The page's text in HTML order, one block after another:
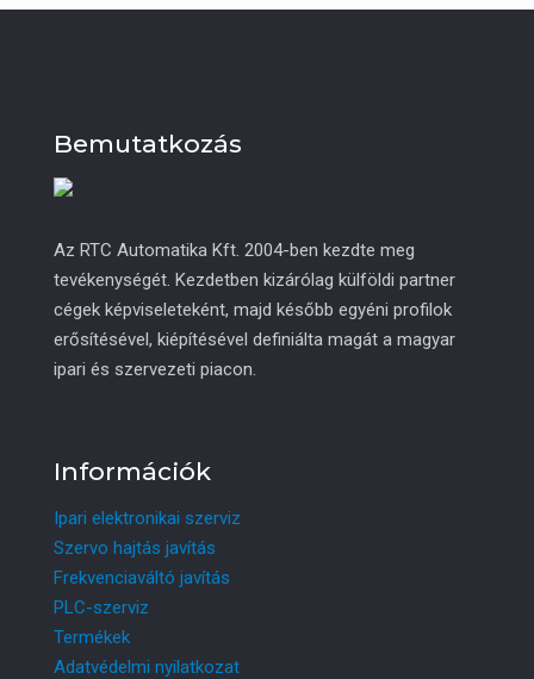
Bemutatkozás
Az RTC Automatika Kft. 2004-ben kezdte meg
tevékenységét. Kezdetben kizárólag külföldi partner
cégek képviseleteként, majd később egyéni profilok
erősítésével, kiépítésével definiálta magát a magyar
ipari és szervezeti piacon.
Információk
Ipari elektronikai szerviz
Szervo hajtás javítás
Frekvenciaváltó javítás
PLC-szerviz
Termékek
Adatvédelmi nyilatkozat